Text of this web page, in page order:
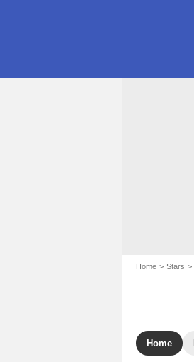
Home Stars
Home